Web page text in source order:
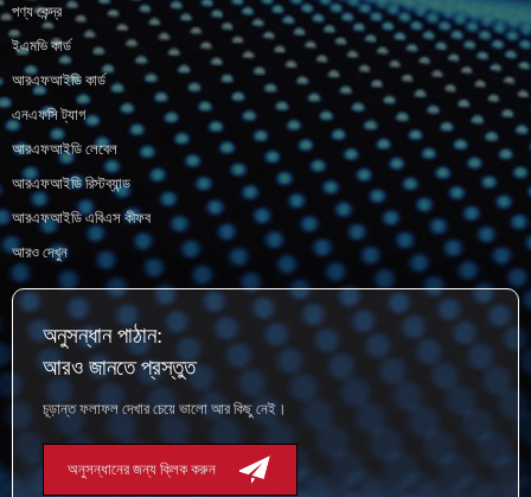
পণ্য কেন্দ্র
ইএমভি কার্ড
আরএফআইডি কার্ড
এনএফসি ট্যাগ
আরএফআইডি লেবেল
আরএফআইডি রিস্টব্যান্ড
আরএফআইডি এবিএস কীফব
আরও দেখুন
অনুসন্ধান পাঠান:
আরও জানতে প্রস্তুত
চূড়ান্ত ফলাফল দেখার চেয়ে ভালো আর কিছু নেই।
অনুসন্ধানের জন্য ক্লিক করুন